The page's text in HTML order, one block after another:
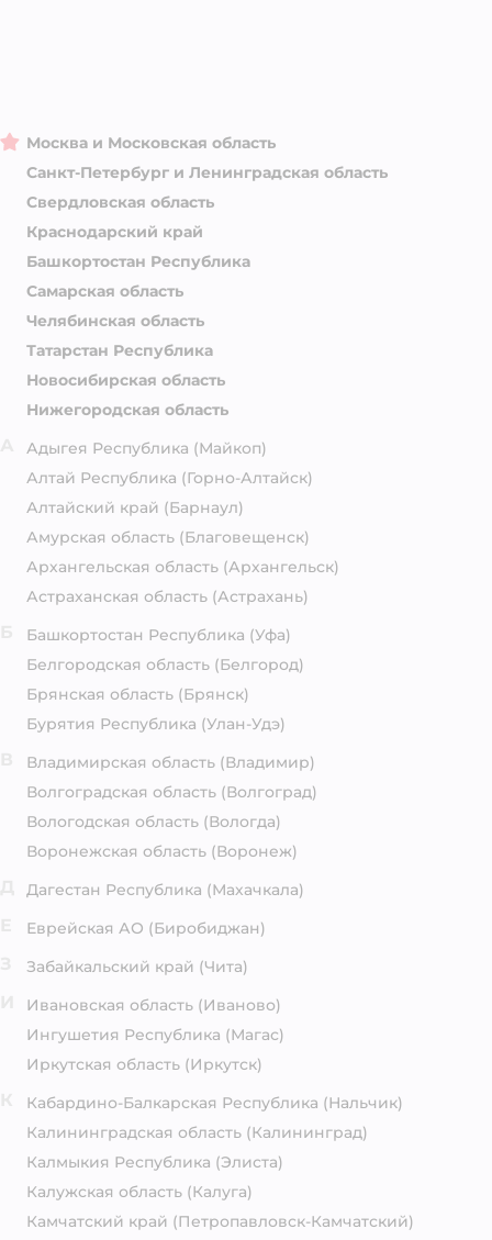
Москва и Московская область
Санкт-Петербург и Ленинградская область
Свердловская область
Краснодарский край
Башкортостан Республика
Самарская область
Челябинская область
Татарстан Республика
Новосибирская область
Нижегородская область
Адыгея Республика (Майкоп)
Алтай Республика (Горно-Алтайск)
Алтайский край (Барнаул)
Амурская область (Благовещенск)
Архангельская область (Архангельск)
Астраханская область (Астрахань)
Башкортостан Республика (Уфа)
Белгородская область (Белгород)
Брянская область (Брянск)
Бурятия Республика (Улан-Удэ)
Владимирская область (Владимир)
Волгоградская область (Волгоград)
Вологодская область (Вологда)
Воронежская область (Воронеж)
Дагестан Республика (Махачкала)
Еврейская АО (Биробиджан)
Забайкальский край (Чита)
Ивановская область (Иваново)
Ингушетия Республика (Магас)
Иркутская область (Иркутск)
Кабардино-Балкарская Республика (Нальчик)
Калининградская область (Калининград)
Калмыкия Республика (Элиста)
Калужская область (Калуга)
Камчатский край (Петропавловск-Камчатский)